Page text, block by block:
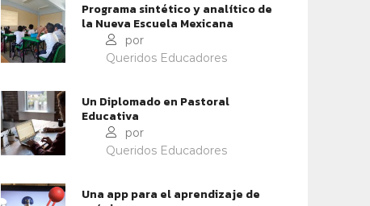
CONTEXTOS EDUCATIVOS
DESARROLLO DE
SOCIOEMOCIONALES
CONTEXTOS EDUCATIVOS
WEBINAR SOBRE
SUPERIOR
Programa sintético y analítico de
la Nueva Escuela Mexicana
por
Queridos Educadores
Un Diplomado en Pastoral
Educativa
por
Queridos Educadores
Una app para el aprendizaje de